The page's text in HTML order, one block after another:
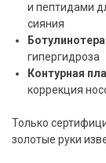
и пептидами
сияния
гипергидроза
Контурная
коррекция
Только
золотые руки